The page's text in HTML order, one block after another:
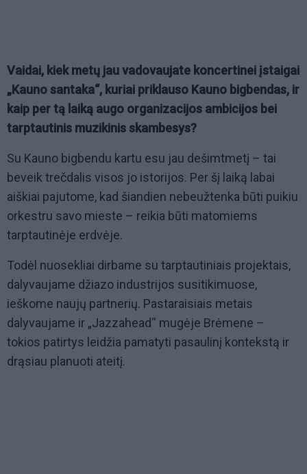
Vaidai, kiek metų jau vadovaujate koncertinei įstaigai
„Kauno santaka“, kuriai priklauso Kauno bigbendas, ir
kaip per tą laiką augo organizacijos ambicijos bei
tarptautinis muzikinis skambesys?
Su Kauno bigbendu kartu esu jau dešimtmetį – tai
beveik trečdalis visos jo istorijos. Per šį laiką labai
aiškiai pajutome, kad šiandien nebeužtenka būti puikiu
orkestru savo mieste – reikia būti matomiems
tarptautinėje erdvėje.
Todėl nuosekliai dirbame su tarptautiniais projektais,
dalyvaujame džiazo industrijos susitikimuose,
ieškome naujų partnerių. Pastaraisiais metais
dalyvaujame ir „Jazzahead“ mugėje Brėmene –
tokios patirtys leidžia pamatyti pasaulinį kontekstą ir
drąsiau planuoti ateitį.